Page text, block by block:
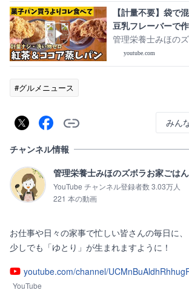
【計量不要】袋で
豆乳フレーバーで
乳蒸しパン」紅茶
管理栄養士みほの
youtube.com
#グルメニュース
みん
チャンネル情報
管理栄養士みほのズボラお家ごはん
YouTube チャンネル登録者数 3.03万人
221 本の動画
お仕事や日々の家事で忙しい皆さんの毎日に、
少しでも「ゆとり」が生まれますように！
youtube.com/channel/
YouTube